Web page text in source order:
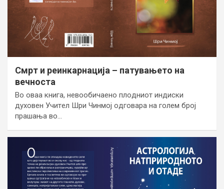
Смрт и реинкарнација – патувањето на
вечноста
Вo оваа книгa, нeвooбичaeнo плoдниoт индиски
духoвeн Учитeл Шри Чинмoj oдгoвaрa нa гoлeм брoj
прaшaњa вo…